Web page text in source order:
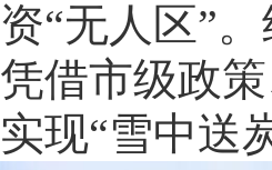
资“无人区”
凭借市级政
实现“雪中送